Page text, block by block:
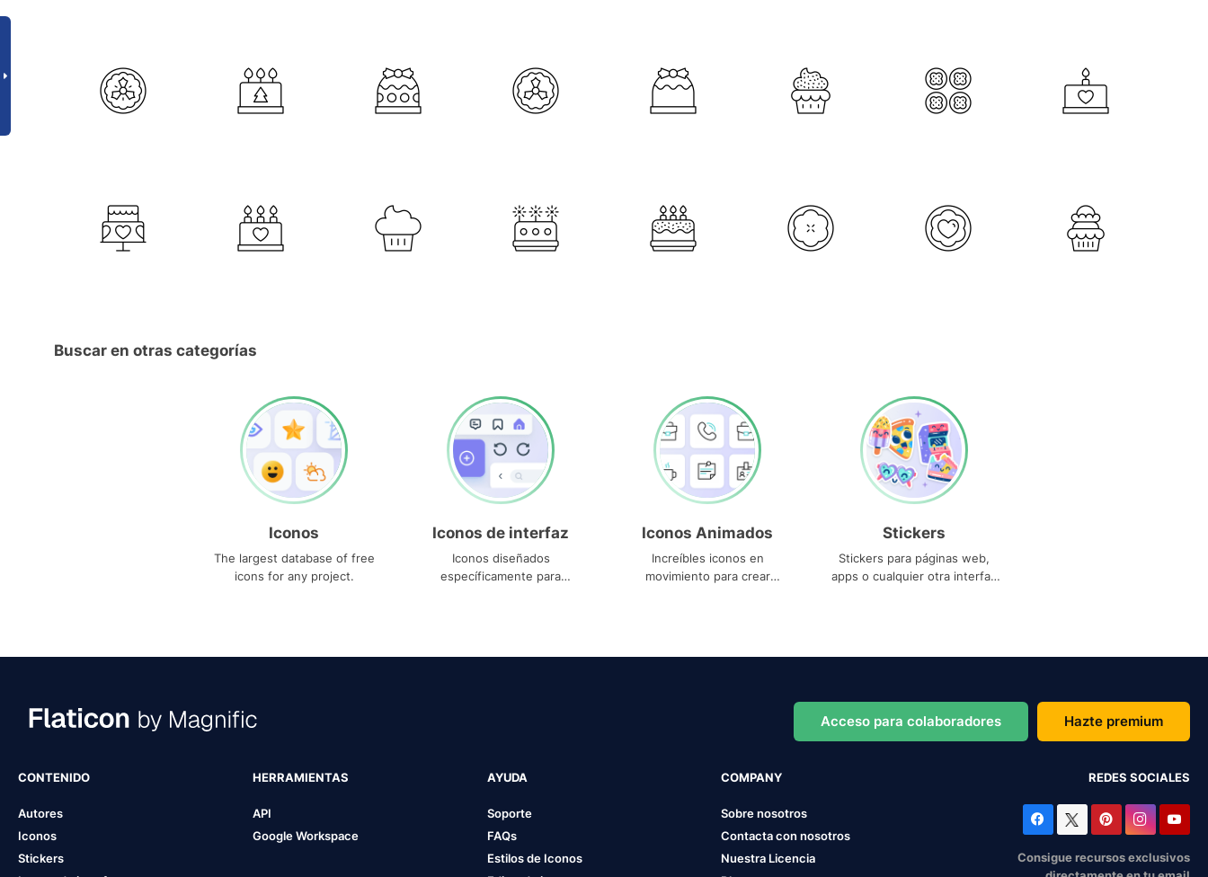
Buscar en otras categorías
Iconos
The largest database of free
icons for any project.
Iconos de interfaz
Iconos diseñados
específicamente para
Iconos Animados
Increíbles iconos en
movimiento para crear
Stickers
Stickers para páginas web,
apps o cualquier otra interfaz
Acceso para colaboradores Hazte premium
CONTENIDO
Autores
Iconos
Stickers
HERRAMIENTAS
API
Google Workspace
AYUDA
Soporte
FAQs
Estilos de Iconos
COMPANY
Sobre nosotros
Contacta con nosotros
Nuestra Licencia
REDES SOCIALES
Consigue recursos exclusivos